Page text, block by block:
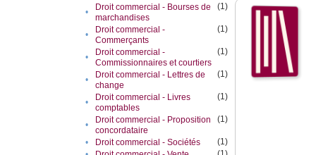
•
Droit commercial - Bourses de
marchandises
(1)
•
Droit commercial -
Commerçants
(1)
•
Droit commercial -
Commissionnaires et courtiers
(1)
•
Droit commercial - Lettres de
change
(1)
•
Droit commercial - Livres
comptables
(1)
•
Droit commercial - Proposition
concordataire
(1)
• Droit commercial - Sociétés
(1)